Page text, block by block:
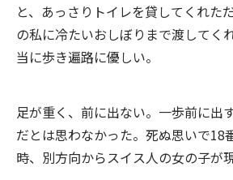
と、あっさりトイレを貸してくれた
の私に冷たいおしぼりまで渡してく
当に歩き遍路に優しい。
足が重く、前に出ない。一歩前に出
だとは思わなかった。死ぬ思いで18
時、別方向からスイス人の女の子が